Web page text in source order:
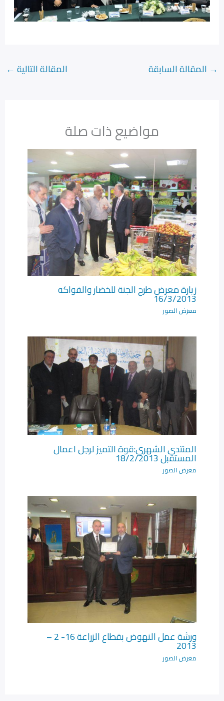
→ المقالة السابقة المقالة التالية ←
مواضيع ذات صلة
زيارة معرض طرح الجنة للخضار والفواكه
16/3/2013
معرض الصور
المنتدى الشهري:قوة التميز لرجل اعمال
المستقبل 18/2/2013
معرض الصور
ورشة عمل النهوض بقطاع الزراعة 16- 2 –
2013
معرض الصور